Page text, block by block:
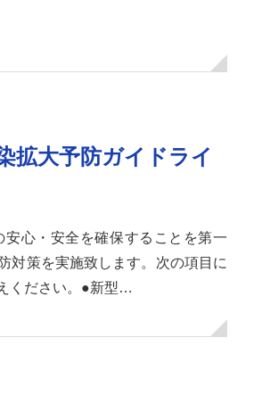
拡大予防ガイドライ
安心・安全を確保することを第一
対策を実施致します。次の項目に
ください。●新型…